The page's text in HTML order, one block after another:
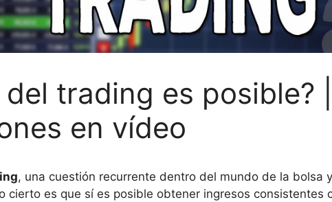
trading es posible? |
en vídeo
, una cuestión recurrente dentro del mundo de la bolsa
cierto es que sí es posible obtener ingresos consistentes